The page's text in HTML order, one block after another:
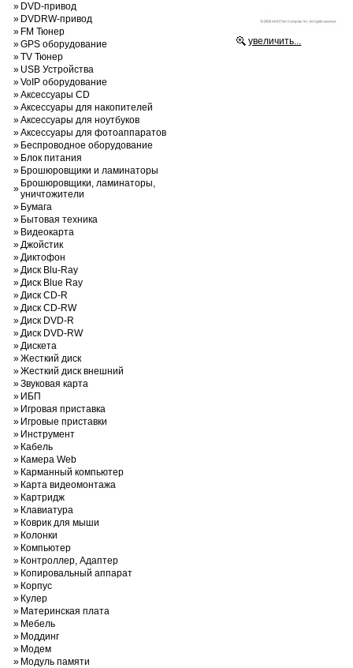
» DVD-привод
» DVDRW-привод
» FM Тюнер
»GPS оборудование
»TV Тюнер
» USB Устройства
»VoIP оборудование
»Аксессуары CD
»Аксессуары для накопителей
»Аксессуары для ноутбуков
»Аксессуары для фотоаппаратов
» Беспроводное оборудование
» Блок питания
» Брошюровщики и ламинаторы
» Брошюровщики, ламинаторы,
уничтожители
» Бумага
» Бытовая техника
» Видеокарта
»Джойстик
»Диктофон
»Диск Blu-Ray
»Диск Blue Ray
»Диск CD-R
»Диск CD-RW
»Диск DVD-R
»Диск DVD-RW
»Дискета
»Жесткий диск
»Жесткий диск внешний
»Звуковая карта
» ИБП
» Игровая приставка
» Игровые приставки
» Инструмент
» Кабель
» Камера Web
» Карманный компьютер
» Карта видеомонтажа
» Картридж
» Клавиатура
» Коврик для мыши
» Колонки
» Компьютер
» Контроллер, Адаптер
» Копировальный аппарат
» Корпус
» Кулер
» Материнская плата
» Мебель
» Моддинг
» Модем
» Модуль памяти
увеличить...